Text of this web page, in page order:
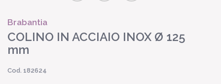
Brabantia
COLINO IN ACCIAIO INOX Ø 125
mm
Cod. 182624